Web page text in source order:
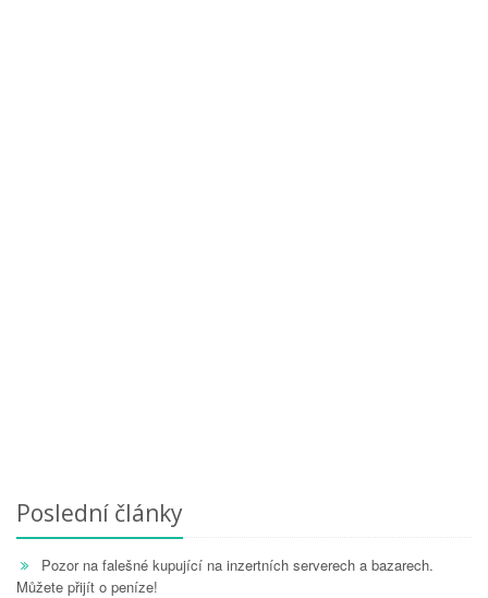
Poslední články
Pozor na falešné kupující na inzertních serverech a bazarech.
Můžete přijít o peníze!